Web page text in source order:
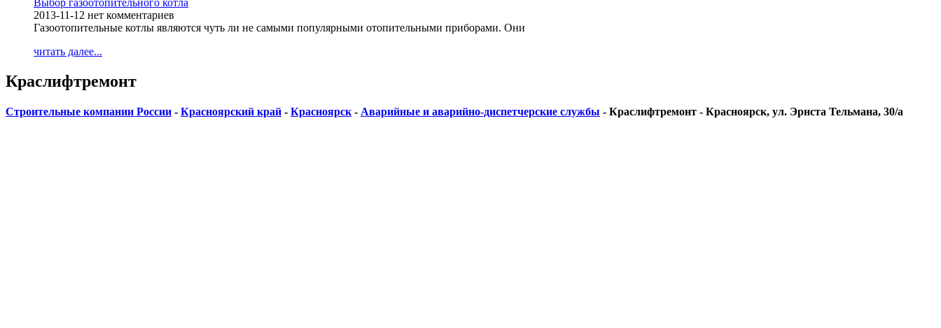
2013-11-12 нет комментариев
Газоотопительные котлы являются чуть ли не самыми популярными отопительными приборами. Они
читать далее...
Краслифтремонт
Строительные компании России - Красноярский край - Красноярск - Аварийные и аварийно-диспетчерские службы - Краслифтремонт - Красноярск, ул. Эрнста Тельмана, 30/а